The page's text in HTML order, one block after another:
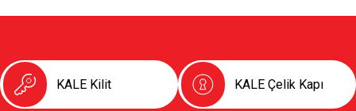
KALE Kilit KALE Çelik Kapı